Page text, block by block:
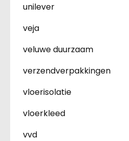
unilever
veja
veluwe duurzaam
verzendverpakkingen
vloerisolatie
vloerkleed
vvd